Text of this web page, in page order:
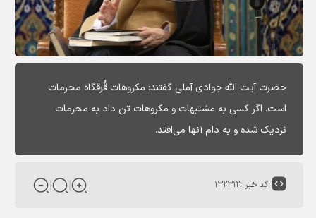
حضرت آیت الله جوادی آملی گفتند: مکروهات قُرقگاه محرمات
است. اگر کسی به مشتبهات و مکروهات تن داد به محرمات
نزدیک شده و به دام آنها می‌افتد.
کد خبر :۱۳۲۳۱۲